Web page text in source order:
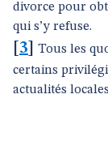
divorce pour
qui s’y refuse.
3
Tous les
certains
actualités